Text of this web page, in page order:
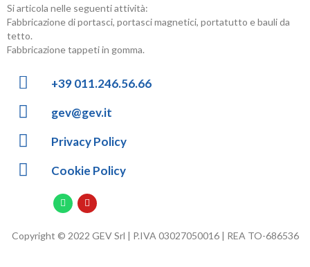
Si articola nelle seguenti attività:
Fabbricazione di portasci, portasci magnetici, portatutto e bauli da
tetto.
Fabbricazione tappeti in gomma.
+39 011.246.56.66
gev@gev.it
Privacy Policy
Cookie Policy
Copyright © 2022 GEV Srl | P.IVA 03027050016 | REA TO-686536